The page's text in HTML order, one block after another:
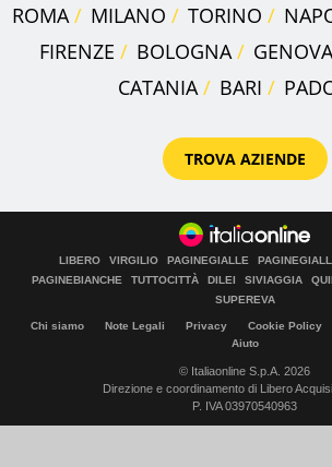
ROMA MILANO TORINO
FIRENZE
BOLOGNA GENOVA
CATANIA
BARI
TROVA AZIENDE
LIBERO VIRGILIO PAGINEGIALLE
PAGINEBIANCHE
TUTTOCITTÀ DILEI SIVIAGGIA
SUPEREVA
Chi siamo Note Legali Privacy Cookie Policy
Aiuto
© Italiaonline S.p.A. 2026
Direzione e coordinamento di Libero
P. IVA 03970540963